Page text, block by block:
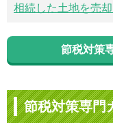
相続した土地を売
節税対策
節税対策専門